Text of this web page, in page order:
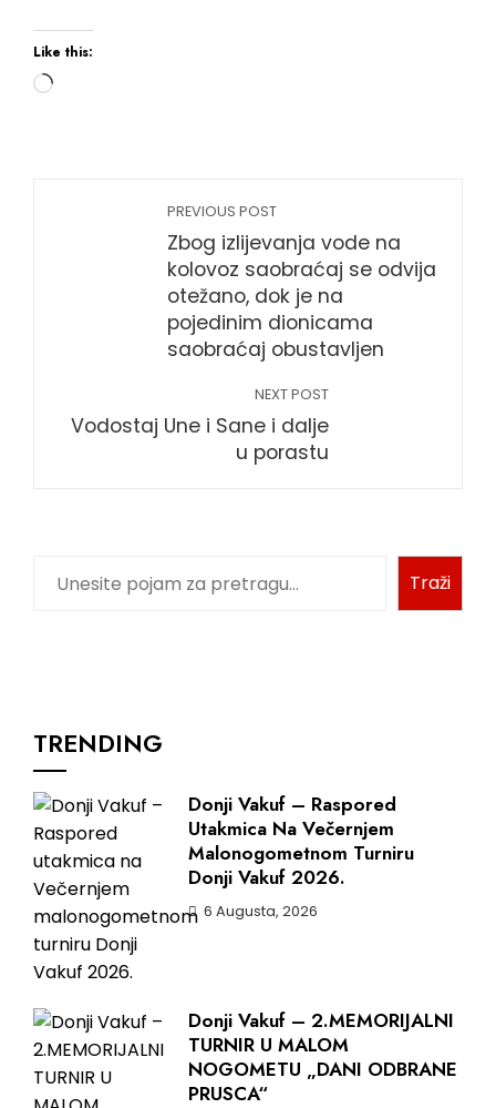
Like this:
PREVIOUS POST
Zbog izlijevanja vode na
kolovoz saobraćaj se odvija
otežano, dok je na
pojedinim dionicama
saobraćaj obustavljen
NEXT POST
Vodostaj Une i Sane i dalje
u porastu
Traži
TRENDING
Donji Vakuf – Raspored
Utakmica Na Večernjem
Malonogometnom Turniru
Donji Vakuf 2026.
6 Augusta, 2026
Donji Vakuf – 2.MEMORIJALNI
TURNIR U MALOM
NOGOMETU „DANI ODBRANE
PRUSCA“